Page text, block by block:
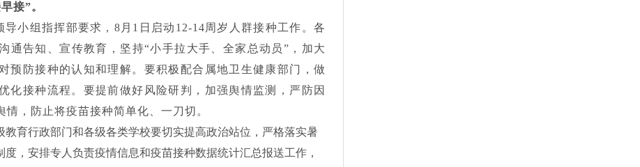
接”。
小组指挥部要求， 8月1日启动12-14周岁人群接种工作。各
通告知、宣传教育，坚持“小手拉大手、全家总动员”，加大
预防接种的认知和理解。要积极配合属地卫生健康部门，做
化接种流程。要提前做好风险研判，加强舆情监测，严防因
情，防止将疫苗接种简单化、一刀切。
教育行政部门和各级各类学校要切实提高政治站位，严格落实暑
度，安排专人负责疫情信息和疫苗接种数据统计汇总报送工作，